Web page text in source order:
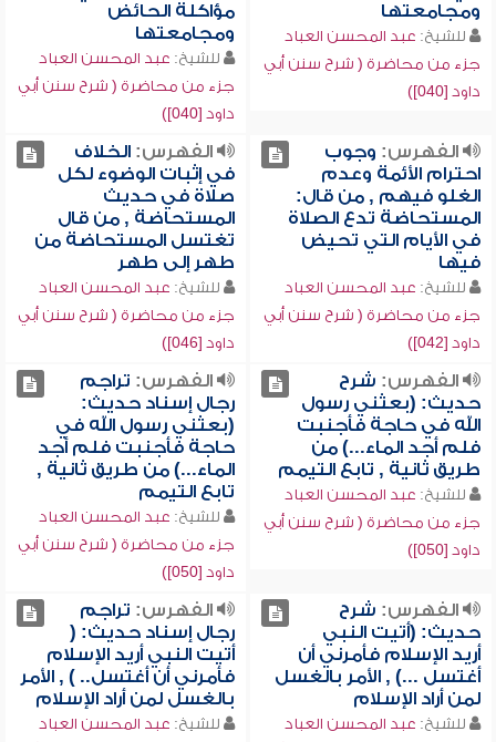
ومجامعتها
للشيخ: عبد المحسن العباد
جزء من محاضرة ( شرح سنن أبي
داود [040])
مؤاكلة الحائض
ومجامعتها
للشيخ: عبد المحسن العباد
جزء من محاضرة ( شرح سنن أبي
داود [040])
الفهرس: وجوب
احترام الأئمة وعدم
الغلو فيهم , من قال:
المستحاضة تدع الصلاة
في الأيام التي تحيض
فيها
للشيخ: عبد المحسن العباد
جزء من محاضرة ( شرح سنن أبي
داود [042])
الفهرس:الخلاف
في إثبات الوضوء لكل
صلاة في حديث
المستحاضة , من قال
تغتسل المستحاضة من
طهر إلى طهر
للشيخ: عبد المحسن العباد
جزء من محاضرة ( شرح سنن أبي
داود [046])
الفهرس: شرح
حديث: (بعثني رسول
الله في حاجة فأجنبت
فلم أجد الماء...) من
طريق ثانية , تابع التيمم
للشيخ: عبد المحسن العباد
جزء من محاضرة ( شرح سنن أبي
داود [050])
الفهرس: تراجم
رجال إسناد حديث:
(بعثني رسول الله في
حاجة فأجنبت فلم أجد
الماء...) من طريق ثانية ,
تابع التيمم
للشيخ: عبد المحسن العباد
جزء من محاضرة ( شرح سنن أبي
داود [050])
الفهرس: شرح
حديث: (أتيت النبي
أريد الإسلام فأمرني أن
أغتسل ...) , الأمر بالغسل
لمن أراد الإسلام
للشيخ: عبد المحسن العباد
الفهرس: تراجم
رجال إسناد حديث: (
أتيت النبي أريد الإسلام
فأمرني أن أغتسل.. ) , الأمر
بالغسل لمن أراد الإسلام
للشيخ: عبد المحسن العباد